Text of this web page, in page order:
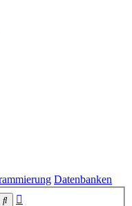
Datenbanken
Suche